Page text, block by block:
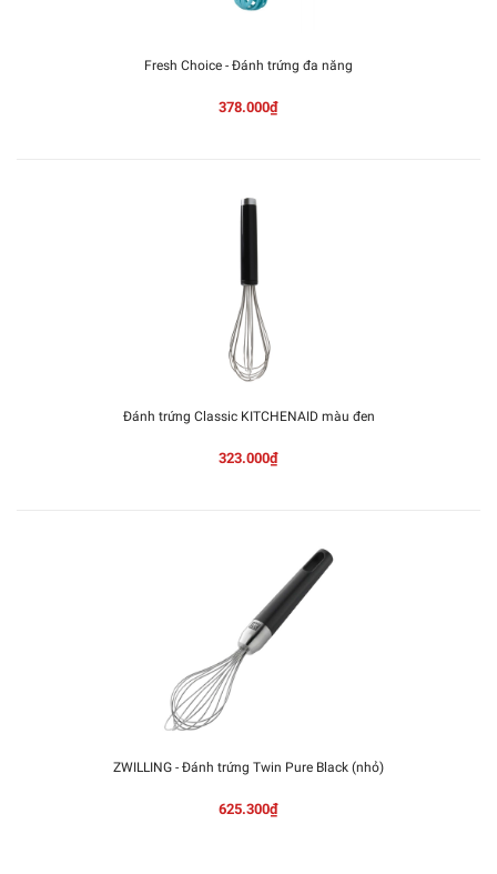
Fresh Choice - Đánh trứng đa năng
378.000₫
Đánh trứng Classic KITCHENAID màu đen
323.000₫
ZWILLING - Đánh trứng Twin Pure Black (nhỏ)
625.300₫